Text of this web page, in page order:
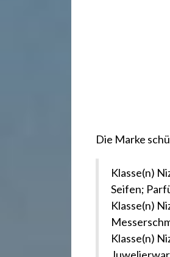
Die Marke
Klasse(n)
Seifen;
Klasse(n)
Klasse(n)